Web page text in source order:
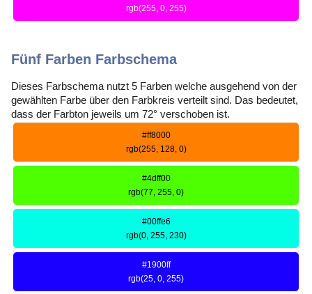
rgb(255, 0, 255)
Fünf Farben Farbschema
Dieses Farbschema nutzt 5 Farben welche ausgehend von der
gewählten Farbe über den Farbkreis verteilt sind. Das bedeutet,
dass der Farbton jeweils um 72° verschoben ist.
#ff8000
rgb(255, 128, 0)
#4dff00
rgb(77, 255, 0)
#00ffe6
rgb(0, 255, 230)
#1900ff
rgb(25, 0, 255)